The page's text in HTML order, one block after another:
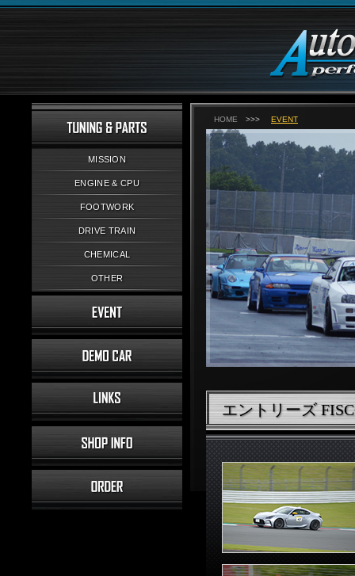
MISSION
ENGINE & CPU
FOOTWORK
DRIVE TRAIN
CHEMICAL
OTHER
HOME >>> EVENT
エントリーズ